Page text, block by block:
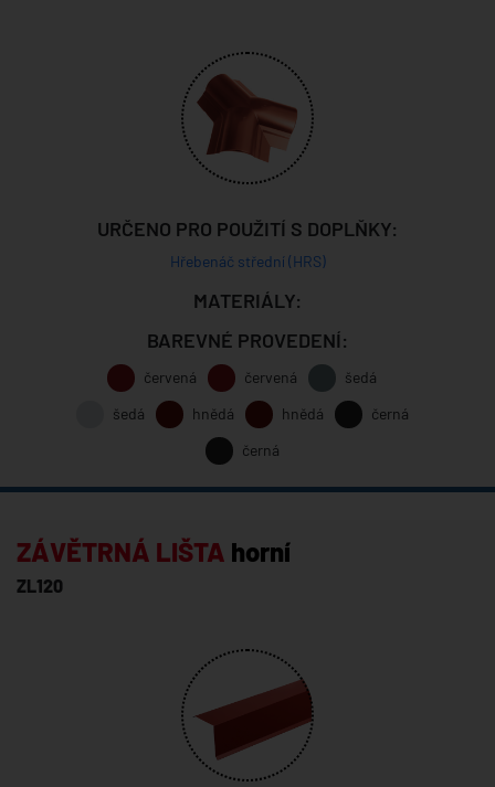
URČENO PRO POUŽITÍ S DOPLŇKY:
Hřebenáč střední (HRS)
MATERIÁLY:
BAREVNÉ PROVEDENÍ:
červená červená
šedá
šedá
hnědá hnědá
černá
černá
ZÁVĚTRNÁ LIŠTA horní
ZL120